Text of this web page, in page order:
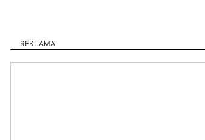
REKLAMA